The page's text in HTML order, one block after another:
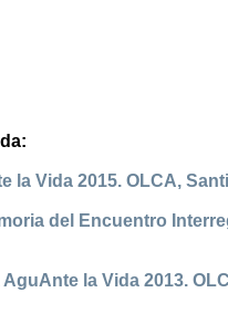
la Vida 2015. OLCA,
del Encuentro
la Vida 2013.